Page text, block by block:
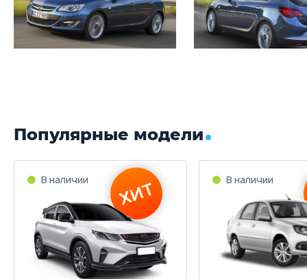
Популярные модели